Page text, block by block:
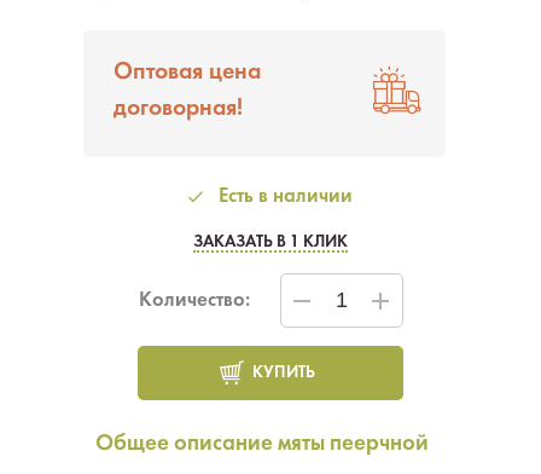
Оптовая цена
договорная!
Есть в наличии
ЗАКАЗАТЬ В 1 КЛИК
Количество:
КУПИТЬ
Общее описание мяты пеерчной